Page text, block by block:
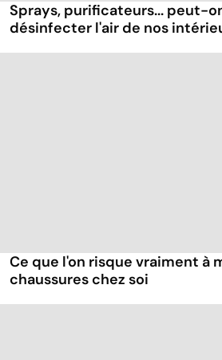
Sprays, purificateurs... peut-
désinfecter l'air de nos
Ce que l'on risque vraiment à
chaussures chez soi